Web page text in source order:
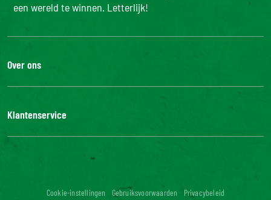
een wereld te winnen. Letterlijk!
Over ons
De Bonduelle groep
Bonduelle Food Service
Klantenservice
Neem contact met ons op
Veelgestelde vragen
Cookie-instellingen Gebruiksvoorwaarden Privacybeleid